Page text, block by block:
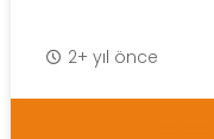
2+ yıl önce